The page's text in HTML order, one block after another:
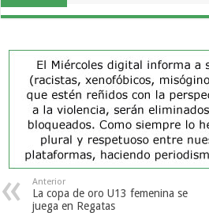
Anterior
La copa de oro U13 femenina se
juega en Regatas